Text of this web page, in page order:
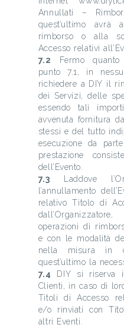
Annullati –
quest’ultimo avrà
rimborso o alla
Accesso relativi
7.2 Fermo quanto
punto 7.1, in
richiedere a DIY il
dei Servizi, delle
essendo tali
avvenuta fornitura
stessi e del tutto
esecuzione da
prestazione
dell’Evento.
7.3 Laddove
l’annullamento
relativo Titolo di
operazioni di
e con le modalità
nella misura in
quest’ultimo la
7.4 DIY si riserva
Clienti, in caso di
Titoli di Accesso
e/o rinviati con
altri Eventi.